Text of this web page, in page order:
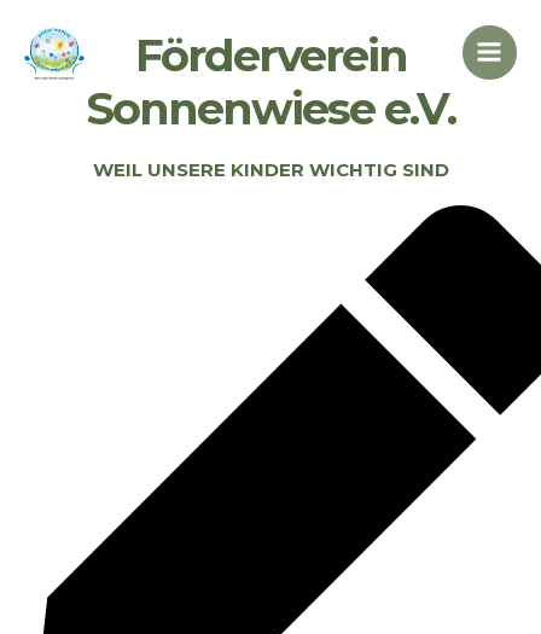
Inhalt
springen
Main
Förderverein
Sonnenwiese e.V.
WEIL UNSERE KINDER WICHTIG SIND